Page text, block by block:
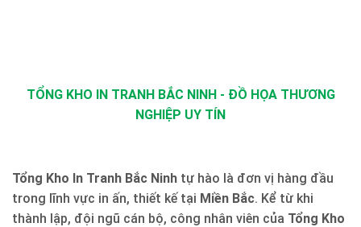
TỔNG KHO IN TRANH BẮC NINH - ĐỒ HỌA THƯƠNG
NGHIỆP UY TÍN
Tổng Kho In Tranh Bắc Ninh tự hào là đơn vị hàng đầu
trong lĩnh vực in ấn, thiết kế tại Miền Bắc. Kể từ khi
thành lập, đội ngũ cán bộ, công nhân viên của Tổng Kho